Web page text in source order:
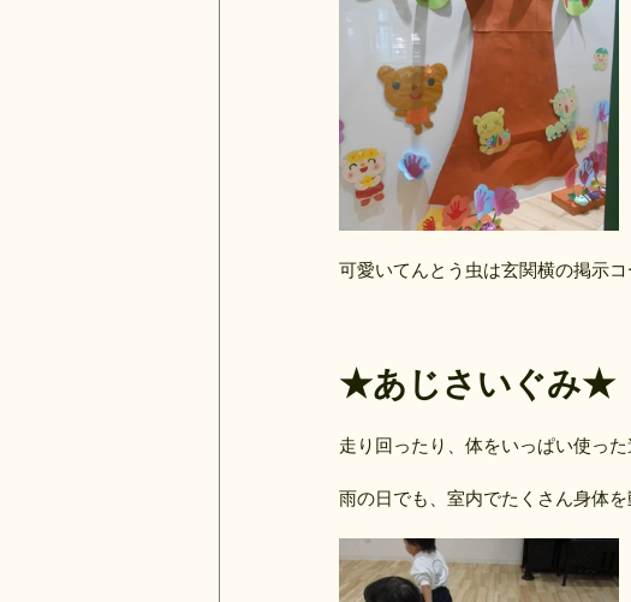
可愛いてんとう虫は玄関横の掲示
★あじさいぐみ★
走り回ったり、体をいっぱい使っ
雨の日でも、室内でたくさん身体